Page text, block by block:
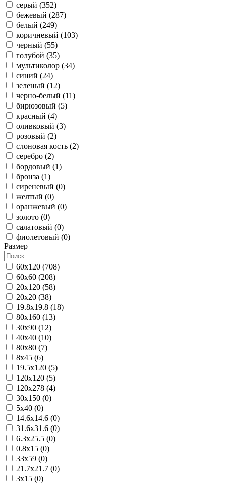
серый (352)
бежевый (287)
белый (249)
коричневый (103)
черный (55)
голубой (35)
мультиколор (34)
синий (24)
зеленый (12)
черно-белый (11)
бирюзовый (5)
красный (4)
оливковый (3)
розовый (2)
слоновая кость (2)
серебро (2)
бордовый (1)
бронза (1)
сиреневый (0)
желтый (0)
оранжевый (0)
золото (0)
салатовый (0)
фиолетовый (0)
Размер
60x120 (708)
60x60 (208)
20x120 (58)
20x20 (38)
19.8x19.8 (18)
80x160 (13)
30x90 (12)
40x40 (10)
80x80 (7)
8x45 (6)
19.5x120 (5)
120x120 (5)
120x278 (4)
30x150 (0)
5x40 (0)
14.6x14.6 (0)
31.6x31.6 (0)
6.3x25.5 (0)
0.8x15 (0)
33x59 (0)
21.7x21.7 (0)
3x15 (0)